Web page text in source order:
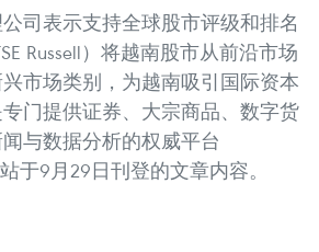
司表示支持全球股市评级和排名
Russell）将越南股市从前沿市场
市场类别，为越南吸引国际资本
门提供证券、大宗商品、数字货
与数据分析的权威平台
于9月29日刊登的文章内容。